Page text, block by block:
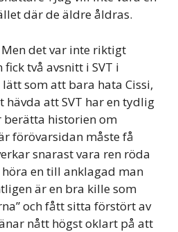
där de äldre åldras.
det var inte riktigt
två avsnitt i SVT i
som att bara hata Cissi,
hävda att SVT har en tydlig
berätta historien om
förövarsidan måste få
snarast vara ren röda
en till anklagad man
är en bra kille som
och fått sitta förstört av
nått högst oklart på att